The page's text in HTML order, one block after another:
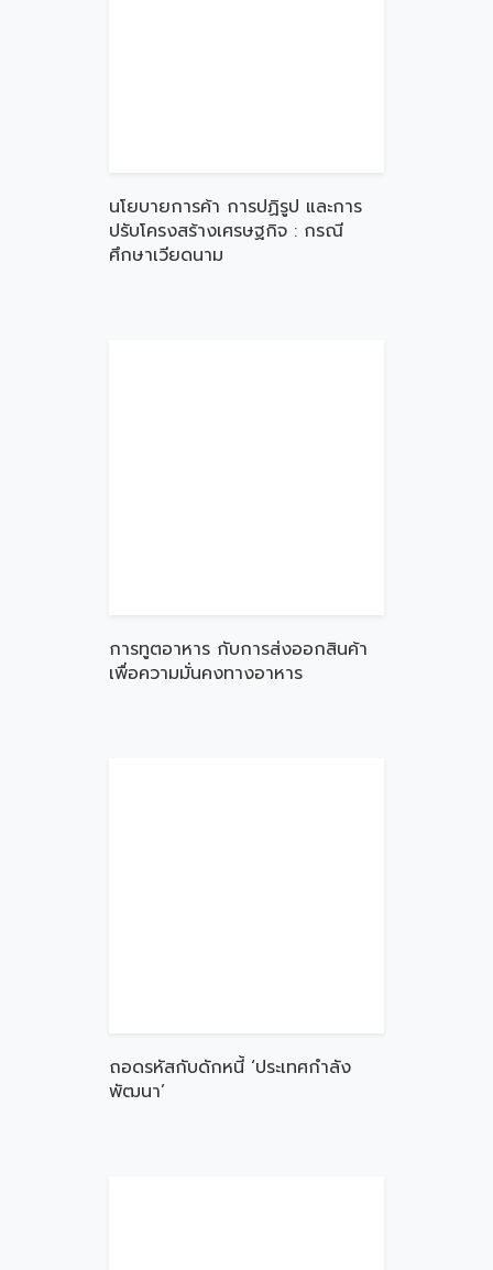
นโยบายการค้า การปฏิรูป และการ
ปรับโครงสร้างเศรษฐกิจ : กรณี
ศึกษาเวียดนาม
การทูตอาหาร กับการส่งออกสินค้า
เพื่อความมั่นคงทางอาหาร
ถอดรหัสกับดักหนี้ ‘ประเทศกำลัง
พัฒนา’